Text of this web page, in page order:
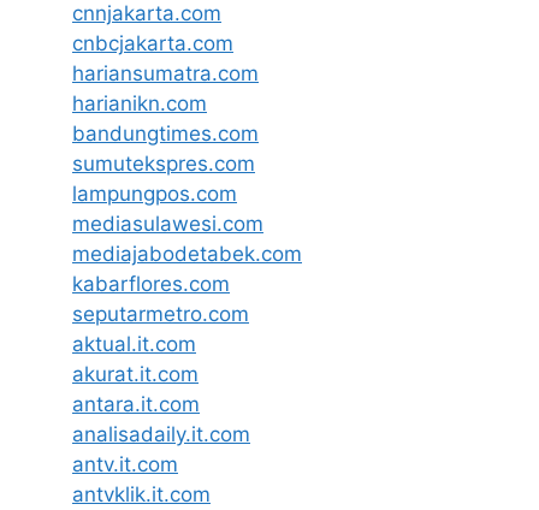
cnnjakarta.com
cnbcjakarta.com
hariansumatra.com
harianikn.com
bandungtimes.com
sumutekspres.com
lampungpos.com
mediasulawesi.com
mediajabodetabek.com
kabarflores.com
seputarmetro.com
aktual.it.com
akurat.it.com
antara.it.com
analisadaily.it.com
antv.it.com
antvklik.it.com